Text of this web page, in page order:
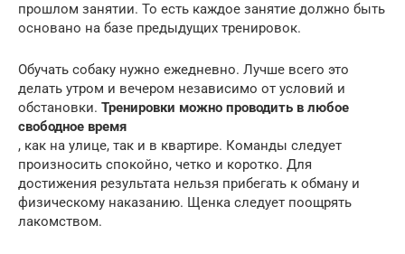
прошлом занятии. То есть каждое занятие должно быть
основано на базе предыдущих тренировок.
Обучать собаку нужно ежедневно. Лучше всего это
делать утром и вечером независимо от условий и
обстановки. Тренировки можно проводить в любое
свободное время
, как на улице, так и в квартире. Команды следует
произносить спокойно, четко и коротко. Для
достижения результата нельзя прибегать к обману и
физическому наказанию. Щенка следует поощрять
лакомством.